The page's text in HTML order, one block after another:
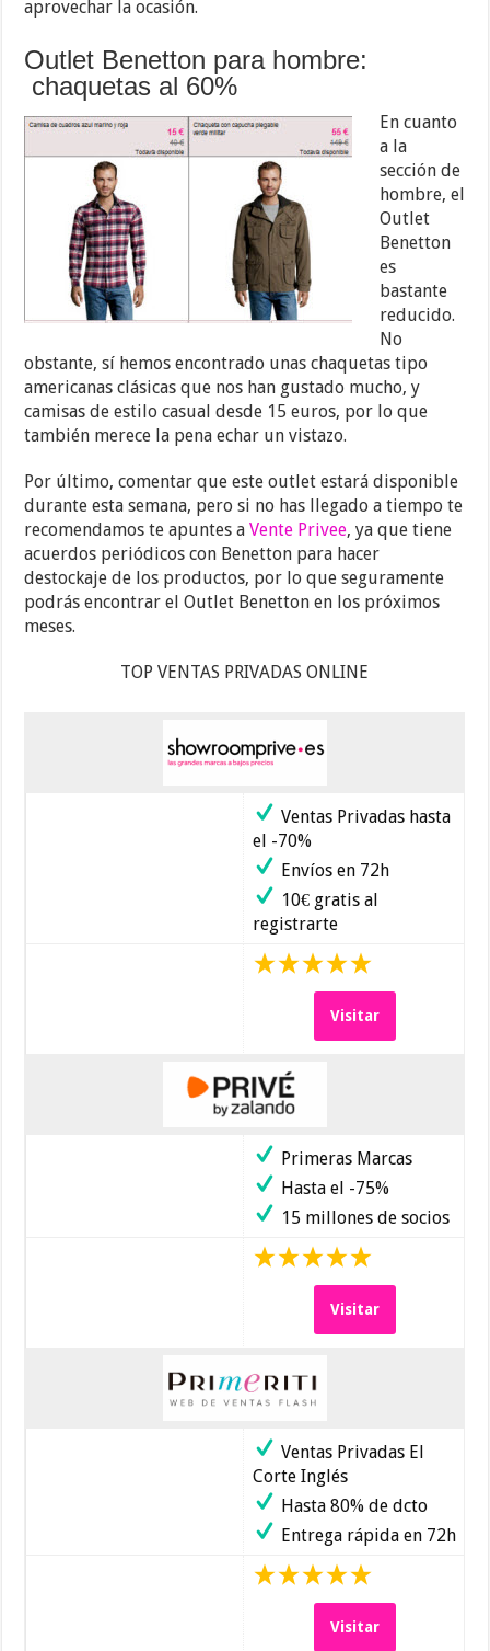
aprovechar la ocasión.
Outlet Benetton para hombre:
chaquetas al 60%
En cuanto
a la
sección de
hombre, el
Outlet
Benetton
es
bastante
reducido.
No
obstante, sí hemos encontrado unas chaquetas tipo
americanas clásicas que nos han gustado mucho, y
camisas de estilo casual desde 15 euros, por lo que
también merece la pena echar un vistazo.
Por último, comentar que este outlet estará disponible
durante esta semana, pero si no has llegado a tiempo te
recomendamos te apuntes aVente Privee, ya que tiene
acuerdos periódicos con Benetton para hacer
destockaje de los productos, por lo que seguramente
podrás encontrar el Outlet Benetton en los próximos
meses.
TOP VENTAS PRIVADAS ONLINE
Ventas Privadas hasta
el -70%
Envíos en 72h
10€ gratis al
registrarte
Visitar
Primeras Marcas
Hasta el -75%
15 millones de socios
Visitar
Ventas Privadas El
Corte Inglés
Hasta 80% de dcto
Entrega rápida en 72h
Visitar